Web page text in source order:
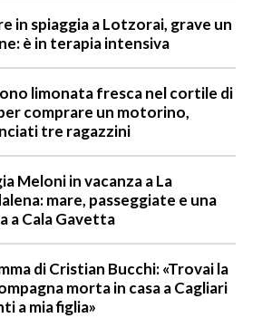
in spiaggia a Lotzorai, grave un
è in terapia intensiva
limonata fresca nel cortile di
comprare un motorino,
tre ragazzini
Meloni in vacanza a La
mare, passeggiate e una
a Cala Gavetta
di Cristian Bucchi: «Trovai la
morta in casa a Cagliari
a mia figlia»